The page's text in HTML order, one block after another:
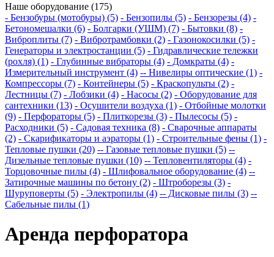
Наше оборудование (175)
- Бензобуры (мотобуры) (5) - Бензопилы (5) - Бензорезы (4) -
Бетономешалки (6) - Болгарки (УШМ) (7) - Бытовки (8) -
Виброплиты (7) - Вибротрамбовки (2) - Газонокосилки (5) -
Генераторы и электростанции (5) - Гидравлические тележки
(рохля) (1) - Глубинные вибраторы (4) - Домкраты (4) -
Измерительный инструмент (4) -- Нивелиры оптические (1) -
Компрессоры (7) - Контейнеры (5) - Краскопульты (2) -
Лестницы (7) - Лобзики (4) - Насосы (2) - Оборудование для
сантехники (13) - Осушители воздуха (1) - Отбойные молотки
(9) - Перфораторы (5) - Плиткорезы (3) - Пылесосы (5) -
Расходники (5) - Садовая техника (8) - Сварочные аппараты
(2) - Скарификаторы и аэраторы (1) - Строительные фены (1) -
Тепловые пушки (20) -- Газовые тепловые пушки (5) --
Дизельные тепловые пушки (10) -- Тепловентиляторы (4) -
Торцовочные пилы (4) - Шлифовальное оборудование (4) --
Затирочные машины по бетону (2) - Штроборезы (3) -
Шуруповерты (5) - Электропилы (4) -- Дисковые пилы (3) --
Сабельные пилы (1)
Аренда перфоратора